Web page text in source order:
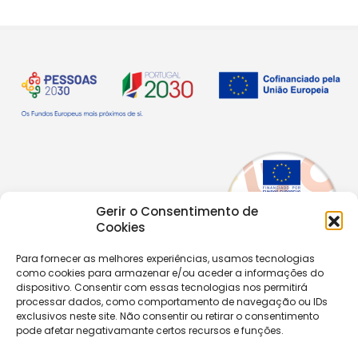
Gerir o Consentimento de
Cookies
Para fornecer as melhores experiências, usamos tecnologias
como cookies para armazenar e/ou aceder a informações do
dispositivo. Consentir com essas tecnologias nos permitirá
processar dados, como comportamento de navegação ou IDs
exclusivos neste site. Não consentir ou retirar o consentimento
pode afetar negativamante certos recursos e funções.
Copyright © 2026 | Equipa de Comunicação Digital
Política de Privacidade|PPPDPAECM|PPRCIC